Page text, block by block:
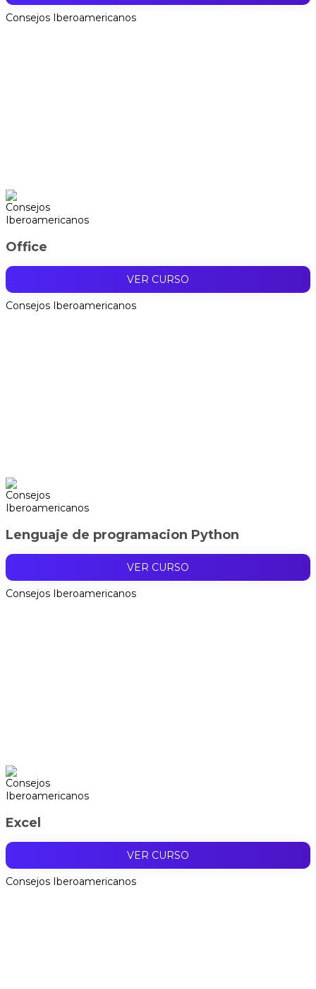
Consejos Iberoamericanos
Office
VER CURSO
Consejos Iberoamericanos
Lenguaje de programacion Python
VER CURSO
Consejos Iberoamericanos
Excel
VER CURSO
Consejos Iberoamericanos